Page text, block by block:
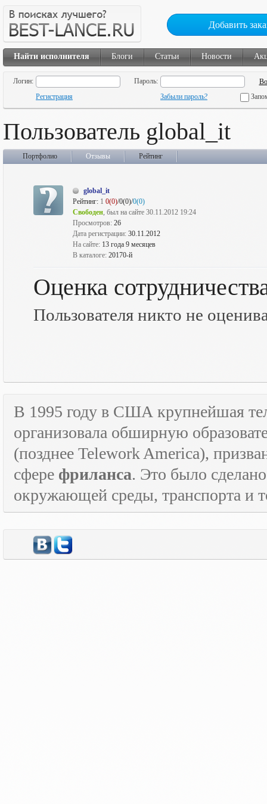
Добавить
Найти исполнителя Блоги Статьи Новости
Логин:
Пароль:
Регистрация
Забыли пароль?
Пользователь global_it
Портфолио Отзывы Рейтинг
global_it
Рейтинг: 1 0(0)/0(0)/0(0)
Свободен, был на сайте 30.11.2012 19:24
Просмотров: 26
Дата регистрации: 30.11.2012
На сайте: 13 года 9 месяцев
В каталоге: 20170-й
Оценка
Пользователя никто не
В 1995 году в США крупнейшая
организовала обширную
(позднее Telework America),
сфере фриланса. Это было
окружающей среды, транспорта и